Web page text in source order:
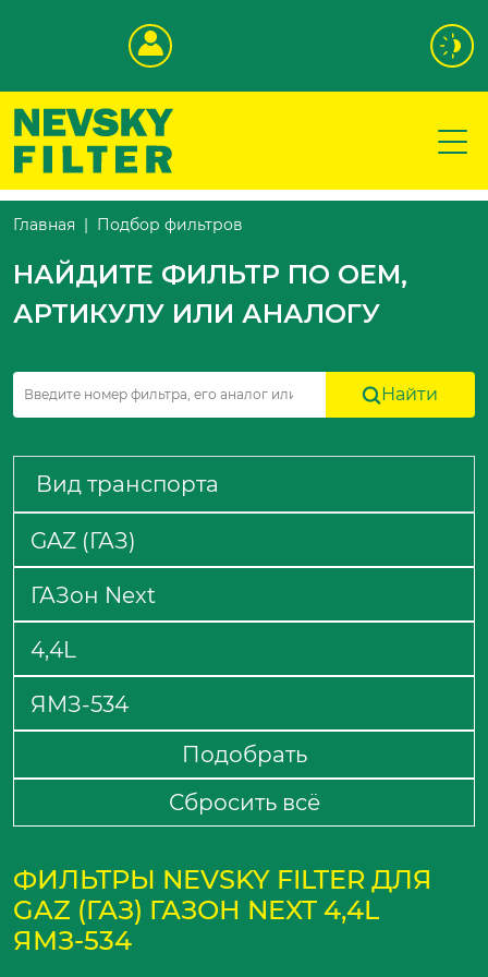
Главная Подбор фильтров
НАЙДИТЕ ФИЛЬТР ПО OEM,
АРТИКУЛУ ИЛИ АНАЛОГУ
Найти
Подобрать
Сбросить всё
ФИЛЬТРЫ NEVSKY FILTER ДЛЯ
GAZ (ГАЗ) ГАЗОН NEXT 4,4L
ЯМЗ-534